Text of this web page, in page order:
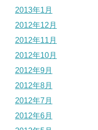
2013年1月
2012年12月
2012年11月
2012年10月
2012年9月
2012年8月
2012年7月
2012年6月